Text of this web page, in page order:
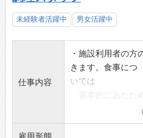
未経験者活躍中 男女活躍中
仕事内容
・施設利用者の
きます。食事につ
いては
盛り付け、片付
雇用形態